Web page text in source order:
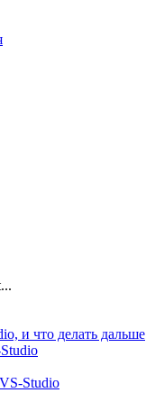
и что делать дальше
Studio